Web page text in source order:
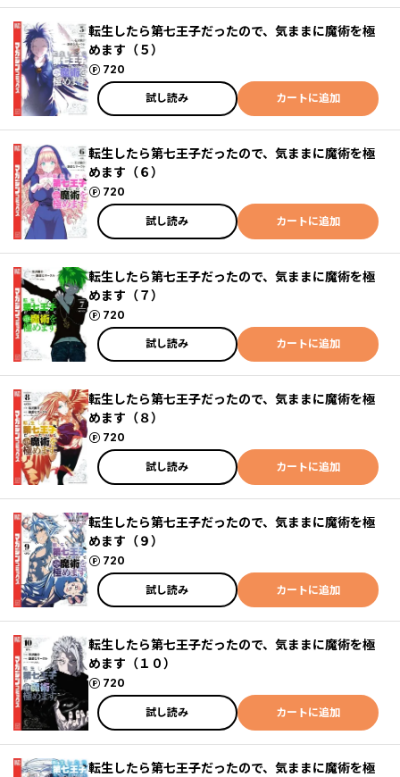
転生したら第七王子だったので、気ままに魔術を極
めます（５）
720
ポイント
試し読み カートに追加
転生したら第七王子だったので、気ままに魔術を極
めます（６）
720
ポイント
試し読み カートに追加
転生したら第七王子だったので、気ままに魔術を極
めます（７）
720
ポイント
試し読み カートに追加
転生したら第七王子だったので、気ままに魔術を極
めます（８）
720
ポイント
試し読み カートに追加
転生したら第七王子だったので、気ままに魔術を極
めます（９）
720
ポイント
試し読み カートに追加
転生したら第七王子だったので、気ままに魔術を極
めます（１０）
720
ポイント
試し読み カートに追加
転生したら第七王子だったので、気ままに魔術を極